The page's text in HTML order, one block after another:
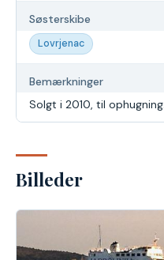
Søsterskibe
Lovrjenac
Bemærkninger
Solgt i 2010, til ophugning.
Billeder